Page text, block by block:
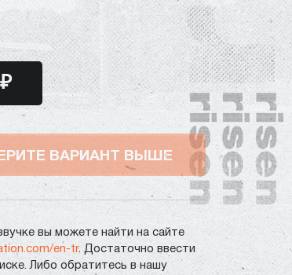
ВАРИАНТ ВЫШЕ
вы можете найти на сайте
en-tr. Достаточно ввести
Либо обратитесь в нашу